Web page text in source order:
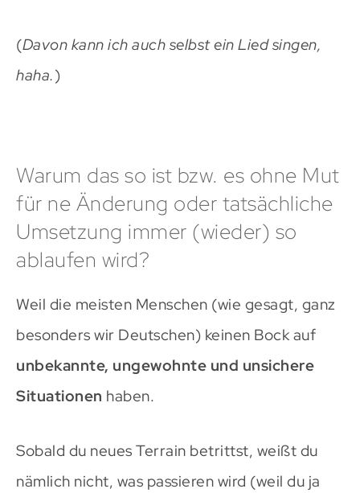
(Davon kann ich auch selbst ein Lied singen,
haha.)
Warum das so ist bzw. es ohne Mut
für ne Änderung oder tatsächliche
Umsetzung immer (wieder) so
ablaufen wird?
Weil die meisten Menschen (wie gesagt, ganz
besonders wir Deutschen) keinen Bock auf
unbekannte, ungewohnte und unsichere
Situationen haben.
Sobald du neues Terrain betrittst, weißt du
nämlich nicht, was passieren wird (weil du ja